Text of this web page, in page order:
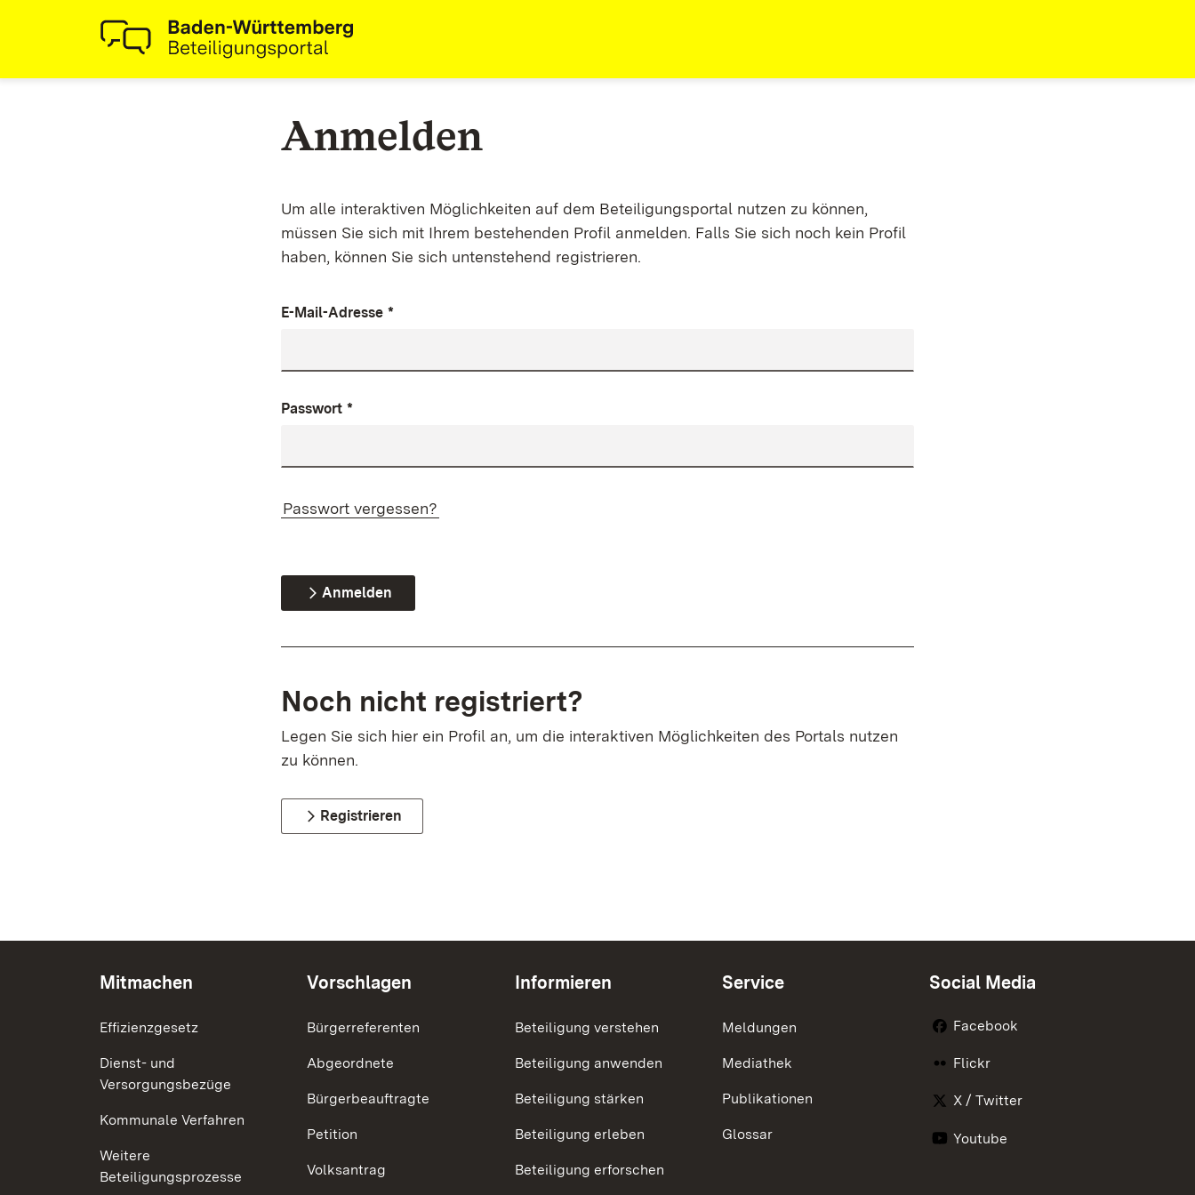
Anmelden
Um alle interaktiven Möglichkeiten auf dem Beteiligungsportal nutzen zu können,
müssen Sie sich mit Ihrem bestehenden Profil anmelden. Falls Sie sich noch kein Profil
haben, können Sie sich untenstehend registrieren.
E-Mail-Adresse *
Passwort *
Passwort vergessen?
Anmelden
Noch nicht registriert?
Legen Sie sich hier ein Profil an, um die interaktiven Möglichkeiten des Portals nutzen
zu können.
Registrieren
Mitmachen
Effizienzgesetz
Dienst- und
Versorgungsbezüge
Kommunale Verfahren
Weitere
Beteiligungsprozesse
Vorschlagen
Bürgerreferenten
Abgeordnete
Bürgerbeauftragte
Petition
Volksantrag
Informieren
Beteiligung verstehen
Beteiligung anwenden
Beteiligung stärken
Beteiligung erleben
Beteiligung erforschen
Service
Meldungen
Mediathek
Publikationen
Glossar
Social Media
Facebook
Flickr
X / Twitter
Youtube